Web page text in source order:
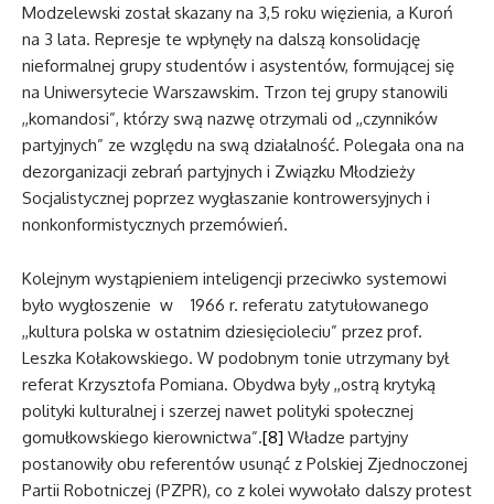
Modzelewski został skazany na 3,5 roku więzienia, a Kuroń
na 3 lata. Represje te wpłynęły na dalszą konsolidację
nieformalnej grupy studentów i asystentów, formującej się
na Uniwersytecie Warszawskim. Trzon tej grupy stanowili
,,komandosi”, którzy swą nazwę otrzymali od ,,czynników
partyjnych” ze względu na swą działalność. Polegała ona na
dezorganizacji zebrań partyjnych i Związku Młodzieży
Socjalistycznej poprzez wygłaszanie kontrowersyjnych i
nonkonformistycznych przemówień.
Kolejnym wystąpieniem inteligencji przeciwko systemowi
było wygłoszenie w 1966 r. referatu zatytułowanego
,,kultura polska w ostatnim dziesięcioleciu” przez prof.
Leszka Kołakowskiego. W podobnym tonie utrzymany był
referat Krzysztofa Pomiana. Obydwa były ,,ostrą krytyką
polityki kulturalnej i szerzej nawet polityki społecznej
gomułkowskiego kierownictwa”.[8] Władze partyjny
postanowiły obu referentów usunąć z Polskiej Zjednoczonej
Partii Robotniczej (PZPR), co z kolei wywołało dalszy protest